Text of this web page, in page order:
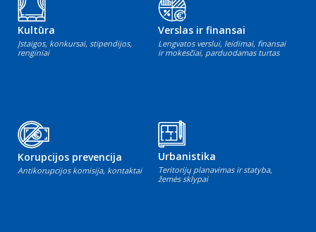
Kultūra
Įstaigos, konkursai, stipendijos,
renginiai
Verslas ir finansai
Lengvatos verslui, leidimai, finansai
ir mokesčiai, parduodamas turtas
Korupcijos prevencija
Antikorupcijos komisija, kontaktai
Urbanistika
Teritorijų planavimas ir statyba,
žemės sklypai